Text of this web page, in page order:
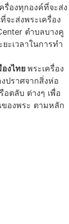
รื่องทุกองค์ที่จะส่ง
ะส่งพระเครื่อง
ตำบลบางคู
ะเวลาในการทำ
องไทย พระเครื่อง
ปราศจากสิ่งห่อ
ตลับ ต่างๆ เพื่อ
องพระ ตามหลัก